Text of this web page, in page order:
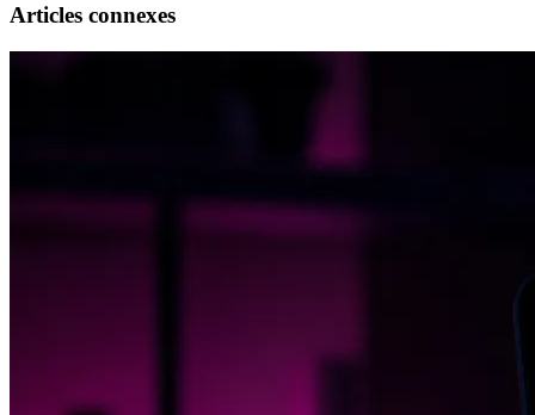
Articles connexes